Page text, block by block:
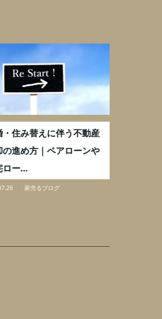
・住み替えに伴う不動産
の進め方｜ペアローンや
ロー...
家売るブログ